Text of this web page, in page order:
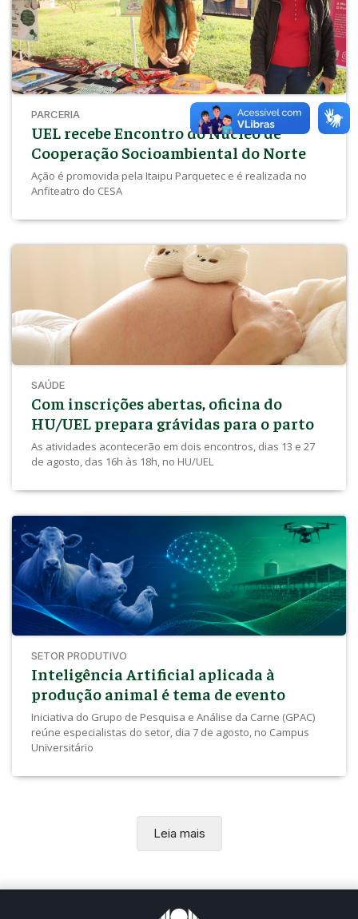
PARCERIA
UEL recebe Encontro do Núcleo de
Cooperação Socioambiental do Norte
Ação é promovida pela Itaipu Parquetec e é realizada no
Anfiteatro do CESA
SAÚDE
Com inscrições abertas, oficina do
HU/UEL prepara grávidas para o parto
As atividades acontecerão em dois encontros, dias 13 e 27
de agosto, das 16h às 18h, no HU/UEL
SETOR PRODUTIVO
Inteligência Artificial aplicada à
produção animal é tema de evento
Iniciativa do Grupo de Pesquisa e Análise da Carne (GPAC)
reúne especialistas do setor, dia 7 de agosto, no Campus
Universitário
Leia mais